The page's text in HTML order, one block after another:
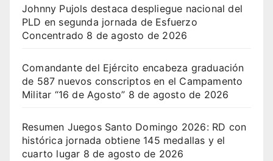
Johnny Pujols destaca despliegue nacional del
PLD en segunda jornada de Esfuerzo
Concentrado 8 de agosto de 2026
Comandante del Ejército encabeza graduación
de 587 nuevos conscriptos en el Campamento
Militar “16 de Agosto” 8 de agosto de 2026
Resumen Juegos Santo Domingo 2026: RD con
histórica jornada obtiene 145 medallas y el
cuarto lugar 8 de agosto de 2026